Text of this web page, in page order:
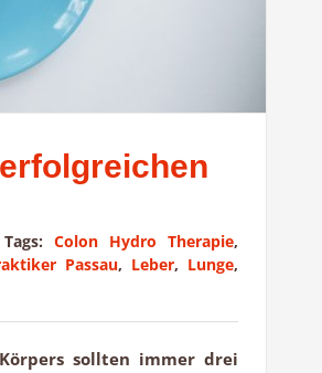
Tags: Colon Hydro Therapie,
Passau, Leber, Lunge,
sollten immer drei